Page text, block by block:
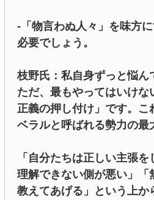
-「物言わぬ人々」を味方
必要でしょう。
枝野氏：私自身ずっと悩ん
ただ、最もやってはいけな
正義の押し付け」です。こ
ベラルと呼ばれる勢力の最
「自分たちは正しい主張を
理解できない側が悪い」「
教えてあげる」という上か